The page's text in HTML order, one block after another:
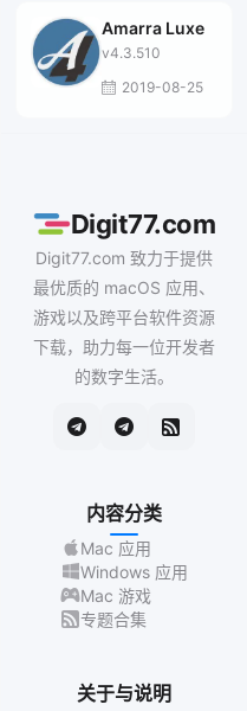
Amarra Luxe
v4.3.510
2019-08-25
Digit77.com
Digit77.com 致力于提供
最优质的 macOS 应用、
游戏以及跨平台软件资源
下载，助力每一位开发者
的数字生活。
内容分类
Mac 应用
Windows 应用
Mac 游戏
专题合集
关于与说明